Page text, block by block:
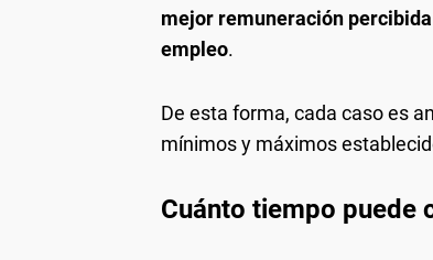
mejor remuneración
empleo.
De esta forma, cada caso es
mínimos y máximos
Cuánto tiempo puede